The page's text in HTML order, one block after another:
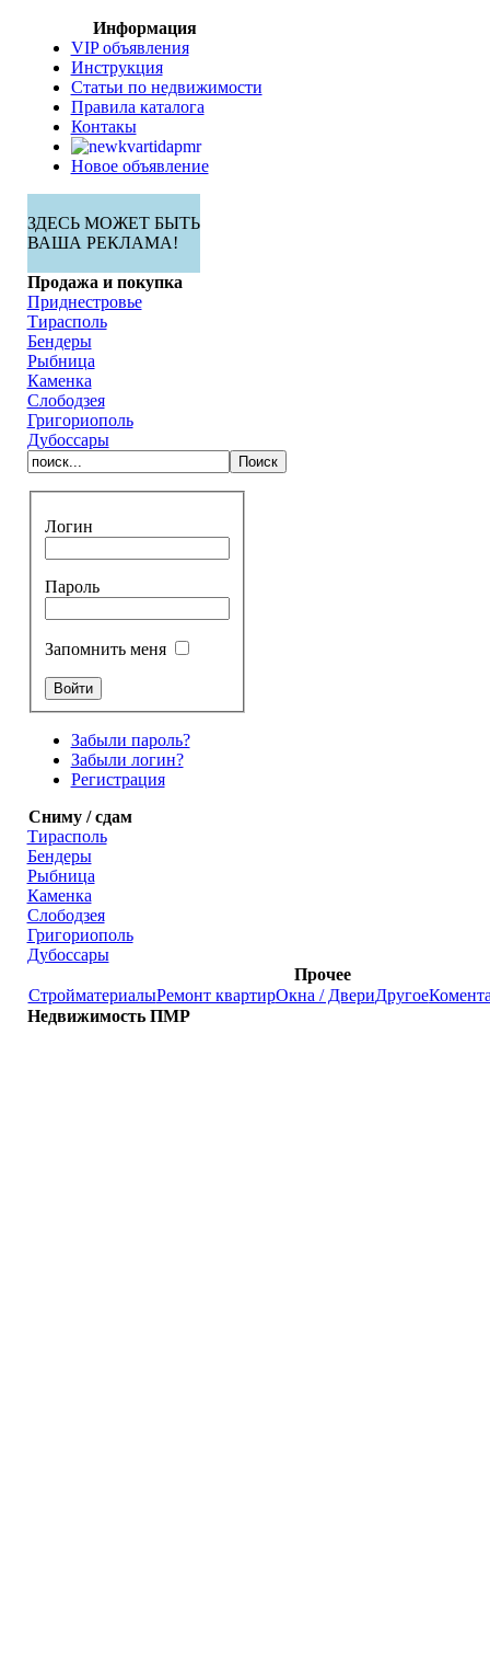
Информация
VIP объявления
Инструкция
Статьи по недвижимости
Правила каталога
Контакы
Новое объявление
ЗДЕСЬ МОЖЕТ БЫТЬ
ВАША РЕКЛАМА!
Продажа и покупка
Приднестровье
Тирасполь
Бендеры
Рыбница
Каменка
Слободзея
Григориополь
Дубоссары
Логин
Пароль
Запомнить меня
Забыли пароль?
Забыли логин?
Регистрация
Сниму / сдам
Тирасполь
Бендеры
Рыбница
Каменка
Слободзея
Григориополь
Дубоссары
Прочее
СтройматериалыРемонт квартирОкна / ДвериДругое
Недвижимость ПМР